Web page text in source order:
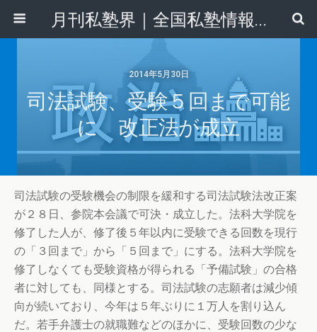
月刊私塾界｜全国私塾情報センター
2014年5月30日
司法試験、受験５回まで可能
に 改正法が成立
司法試験の受験機会の制限を緩和する司法試験法改正案
が２８日、参院本会議で可決・成立した。法科大学院を
修了した人が、修了後５年以内に受験できる回数を現行
の「３回まで」から「５回まで」にする。法科大学院を
修了しなくても受験資格が得られる「予備試験」の合格
者に対しても、同様とする。司法試験の志願者は減少傾
向が続いており、今年は５年ぶりに１万人を割り込ん
だ。若手弁護士の就職難などのほかに、受験回数の少な